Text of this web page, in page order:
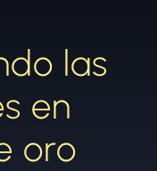
las
en
oro